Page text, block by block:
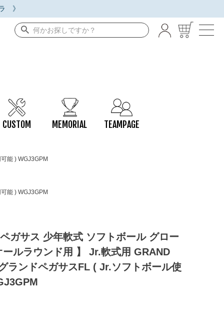
》
CUSTOM MEMORIAL TEAMPAGE
能 ) WGJ3GPM
能 ) WGJ3GPM
ペガサス 少年軟式 ソフトボール グロー
ールラウンド用 】 Jr.軟式用 GRAND
ランドペガサスFL ( Jr.ソフトボール使